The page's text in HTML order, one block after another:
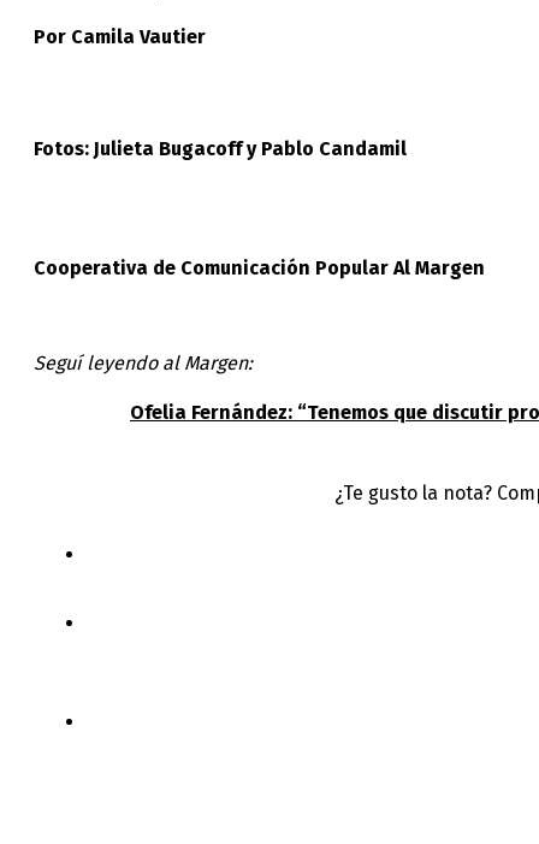
Por Camila Vautier
Fotos: Julieta Bugacoff y Pablo Candamil
Cooperativa de Comunicación Popular Al Margen
Seguí leyendo al Margen:
Ofelia Fernández: “Tenemos que discutir
¿Te gusto la nota?